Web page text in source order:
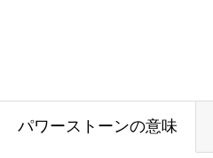
パワーストーンの意味